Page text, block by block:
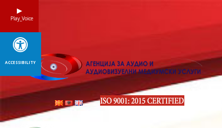
Play_Voice
ACCESSIBILITY